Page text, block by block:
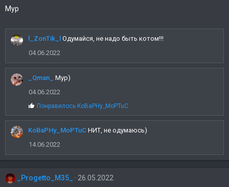
Мур
l_ZonTik_l
Одумайся, не надо быть котом!!!
04.06.2022
_Qman_
Мур)
04.06.2022
С
и
м
п
т
и
Понравилось KoBaPHy_MoPTuC
KoBaPHy_MoPTuC НИТ, не одумаюсь)
14.06.2022
_Progetto_M35_
26.05.2022